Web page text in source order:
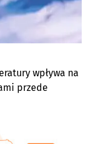
wpływa na
przede